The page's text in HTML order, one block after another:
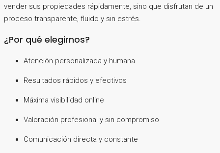
vender sus propiedades rápidamente, sino que disfrutan de un
proceso transparente, fluido y sin estrés.
¿Por qué elegirnos?
Atención personalizada y humana
Resultados rápidos y efectivos
Máxima visibilidad online
Valoración profesional y sin compromiso
Comunicación directa y constante